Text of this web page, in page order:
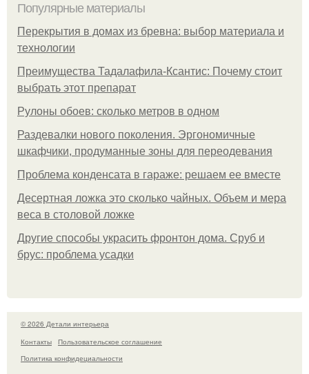
Популярные материалы
Перекрытия в домах из бревна: выбор материала и
технологии
Преимущества Тадалафила-Ксантис: Почему стоит
выбрать этот препарат
Рулоны обоев: сколько метров в одном
Раздевалки нового поколения. Эргономичные
шкафчики, продуманные зоны для переодевания
Проблема конденсата в гараже: решаем ее вместе
Десертная ложка это сколько чайных. Объем и мера
веса в столовой ложке
Другие способы украсить фронтон дома. Сруб и
брус: проблема усадки
© 2026 Детали интерьера
Контакты
Пользовательское соглашение
Политика конфидециальности